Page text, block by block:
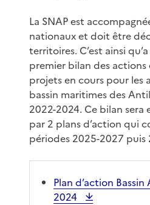
La SNAP est
nationaux et doit être
territoires. C’est ainsi
premier bilan des actions
projets en cours pour les
bassin maritimes des
2022-2024. Ce bilan
par 2 plans d’action qui
périodes 2025-2027 puis
Plan d’action
2024